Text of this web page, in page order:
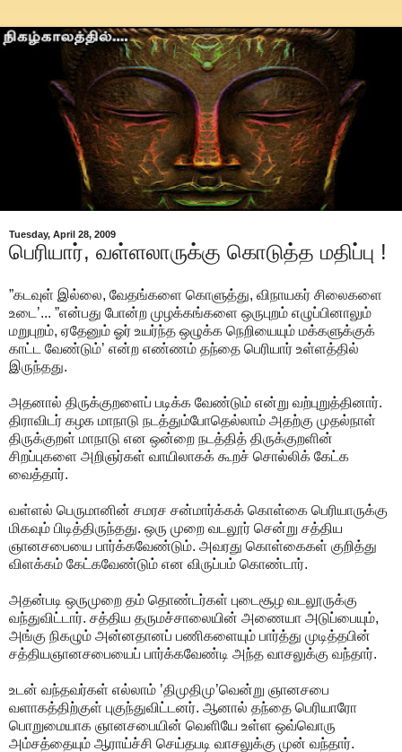
Tuesday, April 28, 2009
பெரியார், வள்ளலாருக்கு கொடுத்த மதிப்பு !
”கடவுள் இல்லை, வேதங்களை கொளுத்து, விநாயகர் சிலைகளை
உடை’... ”என்பது போன்ற முழக்கங்களை ஒருபுறம் எழுப்பினாலும்
மறுபுறம், ஏதேனும் ஓர் உயர்ந்த ஒழுக்க நெறியையும் மக்களுக்குக்
காட்ட வேண்டும்’ என்ற எண்ணம் தந்தை பெரியார் உள்ளத்தில்
இருந்தது.
அதனால் திருக்குறளைப் படிக்க வேண்டும் என்று வற்புறுத்தினார்.
திராவிடர் கழக மாநாடு நடத்தும்போதெல்லாம் அதற்கு முதல்நாள்
திருக்குறள் மாநாடு என ஒன்றை நடத்தித் திருக்குறளின்
சிறப்புகளை அறிஞர்கள் வாயிலாகக் கூறச் சொல்லிக் கேட்க
வைத்தார்.
வள்ளல் பெருமானின் சமரச சன்மார்க்கக் கொள்கை பெரியாருக்கு
மிகவும் பிடித்திருந்தது. ஒரு முறை வடலூர் சென்று சத்திய
ஞானசபையை பார்க்கவேண்டும். அவரது கொள்கைகள் குறித்து
விளக்கம் கேட்கவேண்டும் என விருப்பம் கொண்டார்.
அதன்படி ஒருமுறை தம் தொண்டர்கள் புடைசூழ வடலூருக்கு
வந்துவிட்டார். சத்திய தருமச்சாலையின் அணையா அடுப்பையும்,
அங்கு நிகழும் அன்னதானப் பணிகளையும் பார்த்து முடித்தபின்
சத்தியஞானசபையைப் பார்க்கவேண்டி அந்த வாசலுக்கு வந்தார்.
உடன் வந்தவர்கள் எல்லாம் ’திமுதிமு’வென்று ஞானசபை
வளாகத்திற்குள் புகுந்துவிட்டனர். ஆனால் தந்தை பெரியாரோ
பொறுமையாக ஞானசபையின் வெளியே உள்ள ஒவ்வொரு
அம்சத்தையும் ஆராய்ச்சி செய்தபடி வாசலுக்கு முன் வந்தார்.